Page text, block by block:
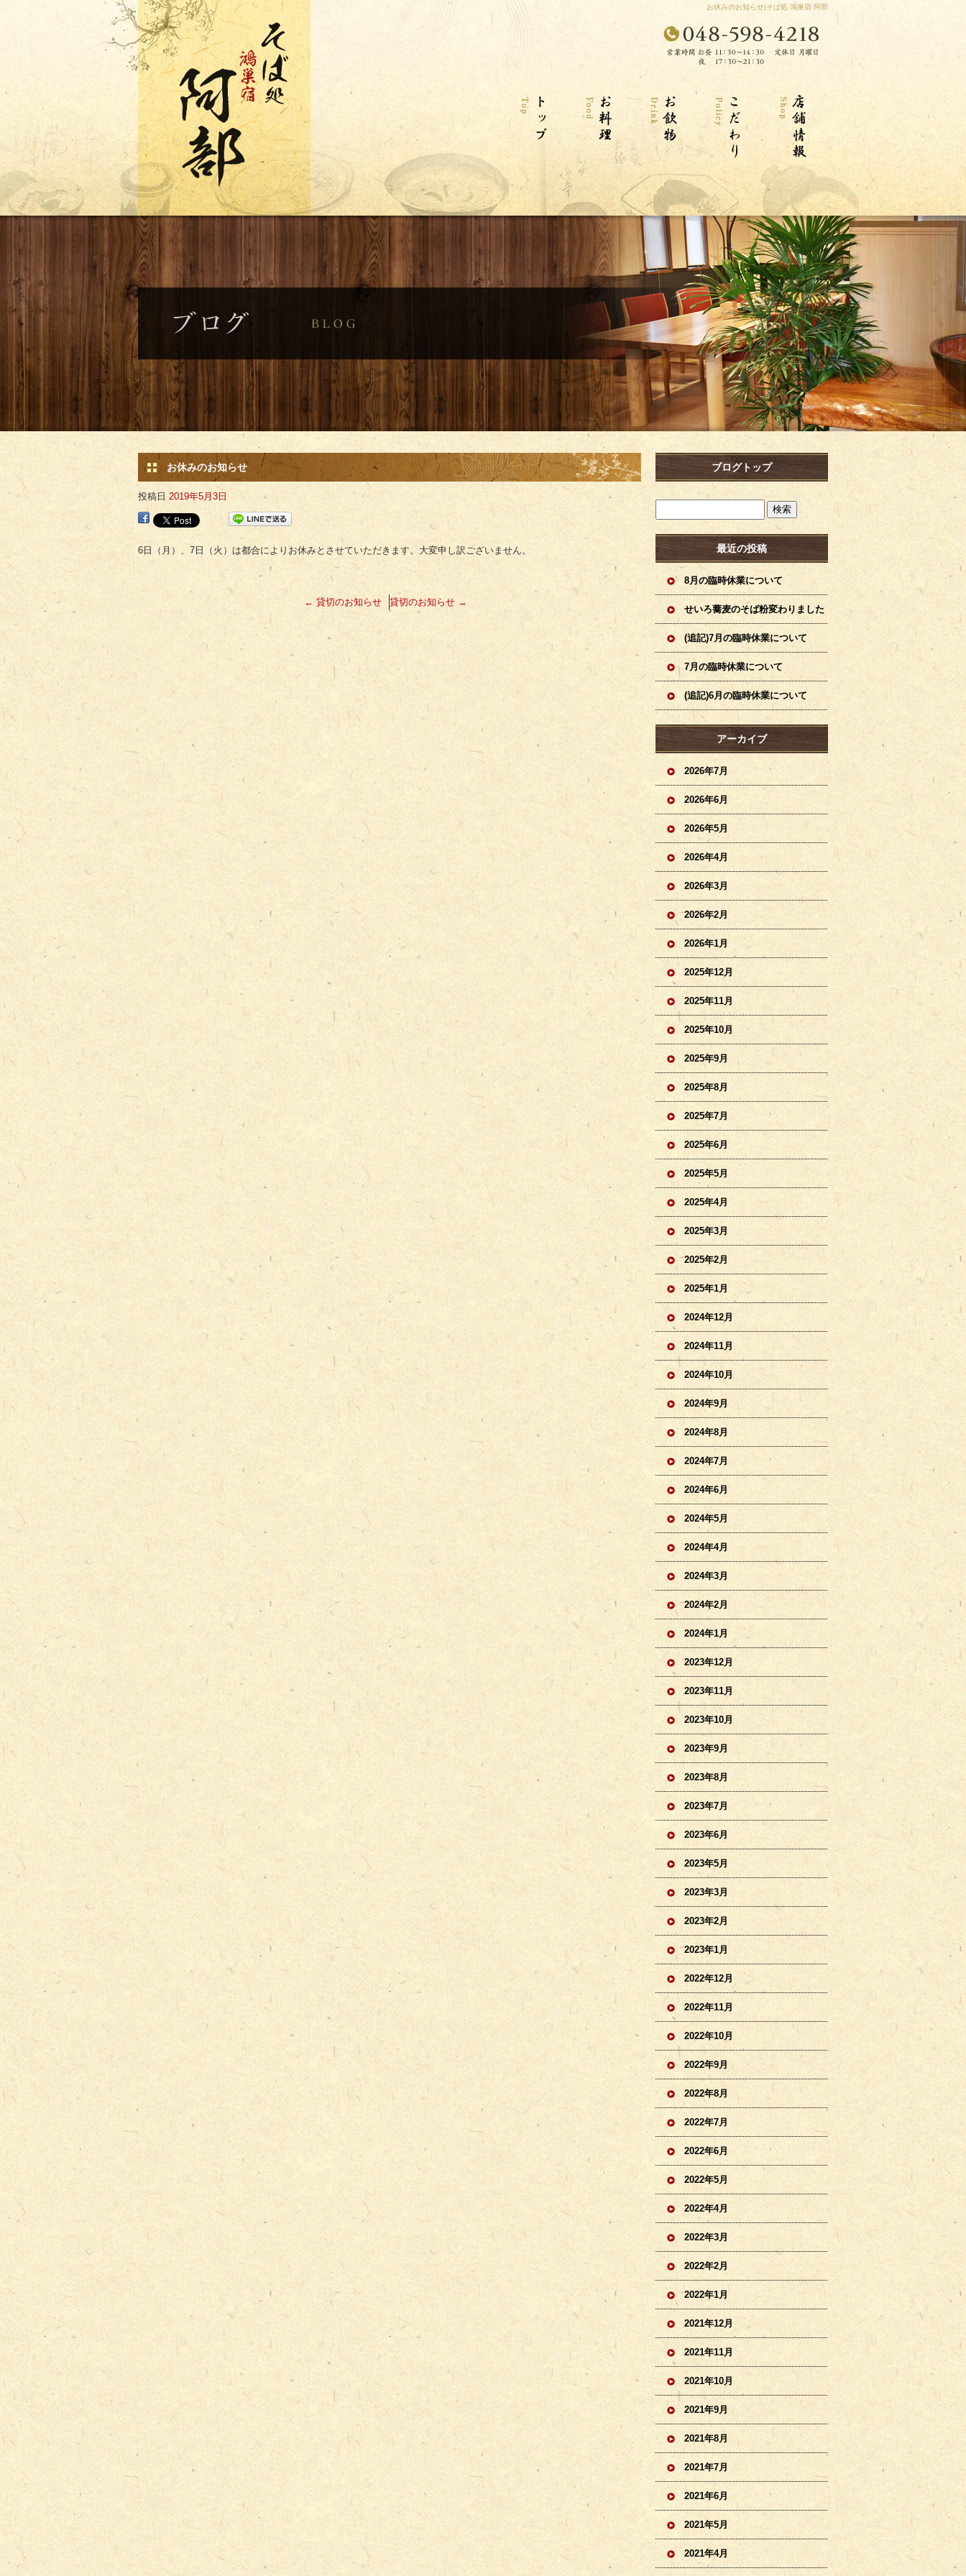
お休みのお知らせ|そば処 鴻巣宿 阿部
お休みのお知らせ
投稿日 2019年5月3日
6日（月）、7日（火）は都合によりお休みとさせていただきます。大変申し訳ございません。
← 貸切のお知らせ 貸切のお知らせ →
ブログトップ
最近の投稿
8月の臨時休業について
せいろ蕎麦のそば粉変わりました
(追記)7月の臨時休業について
7月の臨時休業について
(追記)6月の臨時休業について
アーカイブ
2026年7月
2026年6月
2026年5月
2026年4月
2026年3月
2026年2月
2026年1月
2025年12月
2025年11月
2025年10月
2025年9月
2025年8月
2025年7月
2025年6月
2025年5月
2025年4月
2025年3月
2025年2月
2025年1月
2024年12月
2024年11月
2024年10月
2024年9月
2024年8月
2024年7月
2024年6月
2024年5月
2024年4月
2024年3月
2024年2月
2024年1月
2023年12月
2023年11月
2023年10月
2023年9月
2023年8月
2023年7月
2023年6月
2023年5月
2023年3月
2023年2月
2023年1月
2022年12月
2022年11月
2022年10月
2022年9月
2022年8月
2022年7月
2022年6月
2022年5月
2022年4月
2022年3月
2022年2月
2022年1月
2021年12月
2021年11月
2021年10月
2021年9月
2021年8月
2021年7月
2021年6月
2021年5月
2021年4月